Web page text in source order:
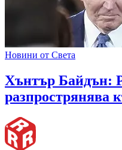
Новини от Света
Хънтър Байдън:
разпрострянява